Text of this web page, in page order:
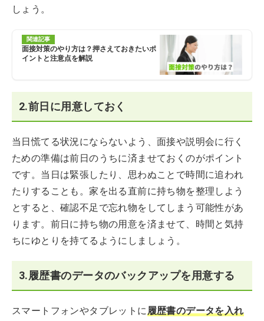
しょう。
関連記事
面接対策のやり方は？押さえておきたいポ
イントと注意点を解説
2.前日に用意しておく
当日慌てる状況にならないよう、面接や説明会に行く
ための準備は前日のうちに済ませておくのがポイント
です。当日は緊張したり、思わぬことで時間に追われ
たりすることも。家を出る直前に持ち物を整理しよう
とすると、確認不足で忘れ物をしてしまう可能性があ
ります。前日に持ち物の用意を済ませて、時間と気持
ちにゆとりを持てるようにしましょう。
3.履歴書のデータのバックアップを用意する
スマートフォンやタブレットに履歴書のデータを入れ